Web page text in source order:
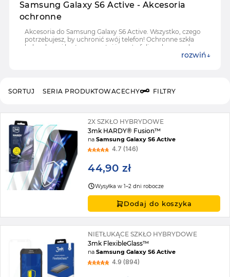
Samsung Galaxy S6 Active - Akcesoria
ochronne
Akcesoria do Samsung Galaxy S6 Active. Wszystko, czego
potrzebujesz, by uchronić swój telefon! Ochronne szkła
hybrydowe i hartowane, etui i case'y, folie ochronne do
rozwiń
SERIA PRODUKTOWACECHY FILTRY
SORTUJ
2X SZKŁO HYBRYDOWE
3mk HARDY® Fusion™
naSamsung Galaxy S6 Active
4.7 (146)
44,90 zł
Wysyłka w 1–2 dni robocze
Dodaj do koszyka
NIETŁUKĄCE SZKŁO HYBRYDOWE
3mk FlexibleGlass™
naSamsung Galaxy S6 Active
4.9 (894)